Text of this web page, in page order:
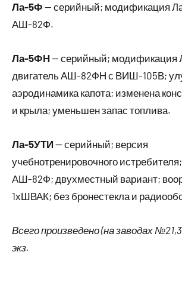
Ла-5Ф — серийный; модификация
АШ-82Ф.
Ла-5ФН— серийный; модификация
двигатель АШ-82ФН с ВИШ-105В;
аэродинамика капота; изменена
и крыла; уменьшен запас топлива.
Ла-5УТИ — серийный; версия
учебнотренировочного
АШ-82Ф; двухместный вариант;
1хШВАК; без бронестекла и
Всего произведено (на заводах
экз.